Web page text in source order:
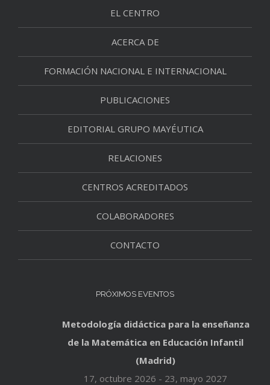
EL CENTRO
ACERCA DE
FORMACIÓN NACIONAL E INTERNACIONAL
PUBLICACIONES
EDITORIAL GRUPO MAYÉUTICA
RELACIONES
CENTROS ACREDITADOS
COLABORADORES
CONTACTO
PRÓXIMOS EVENTOS
Metodología didáctica para la enseñanza
de la Matemática en Educación Infantil
(Madrid)
17, octubre 2026 - 23, mayo 2027